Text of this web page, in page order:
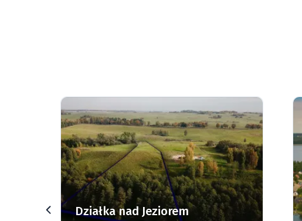
Działka nad Jeziorem